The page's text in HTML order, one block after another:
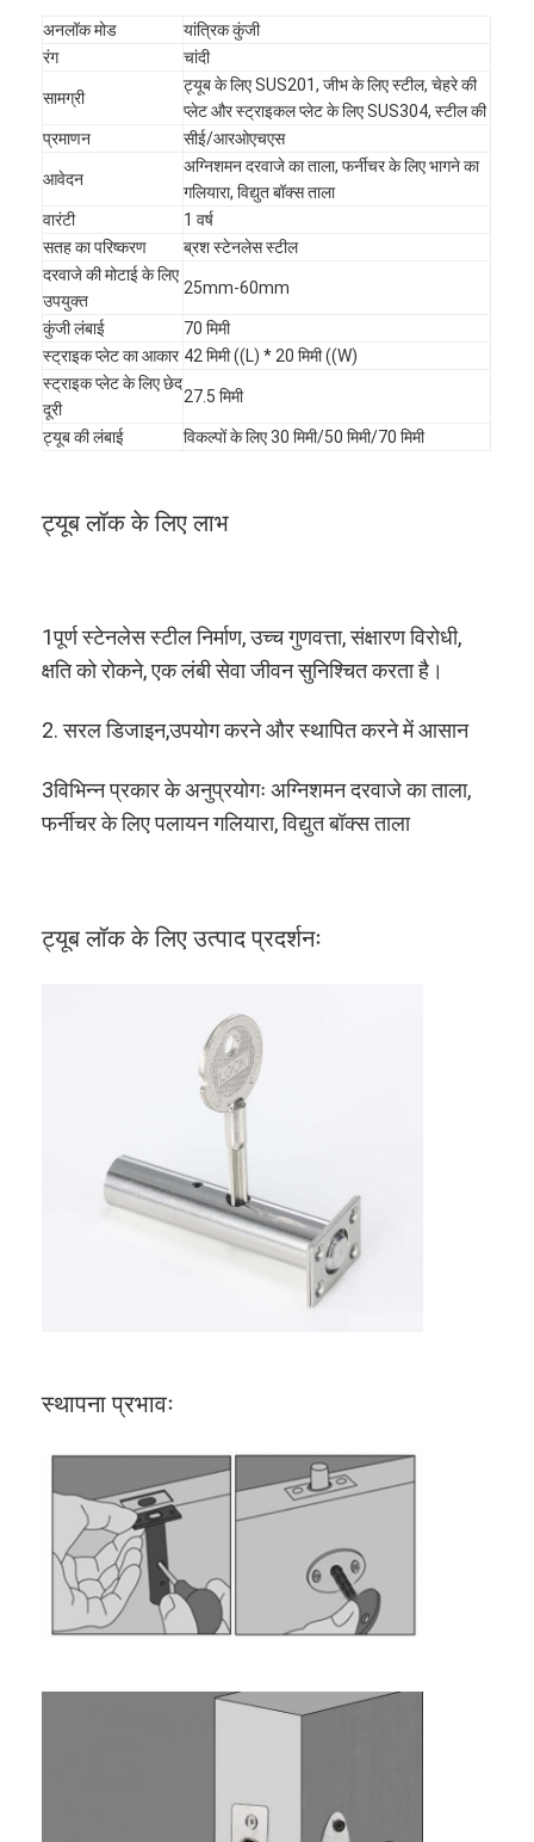
हमसे संपर्क करें
समाचार
मामले
मोर्टिज़ दरवाज़ा बंद
अनलॉक मोड
यांत्रिक कुंजी
रंग
चांदी
सामग्री
ट्यूब के लिए SUS201, जीभ के लिए स्टील, चेहरे की
प्लेट और स्ट्राइकल प्लेट के लिए SUS304, स्टील की
प्रमाणन
सीई/आरओएचएस
आवेदन
अग्निशमन दरवाजे का ताला, फर्नीचर के लिए भागने का
गलियारा, विद्युत बॉक्स ताला
वारंटी
1 वर्ष
सतह का परिष्करण
ब्रश स्टेनलेस स्टील
दरवाजे की मोटाई के लिए
उपयुक्त
25mm-60mm
कुंजी लंबाई
70 मिमी
स्ट्राइक प्लेट का आकार 42 मिमी ((L) * 20 मिमी ((W)
स्ट्राइक प्लेट के लिए छेद
दूरी
27.5 मिमी
ट्यूब की लंबाई विकल्पों के लिए 30 मिमी/50 मिमी/70 मिमी
ट्यूब लॉक के लिए लाभ
1पूर्ण स्टेनलेस स्टील निर्माण, उच्च गुणवत्ता, संक्षारण विरोधी,
क्षति को रोकने, एक लंबी सेवा जीवन सुनिश्चित करता है।
2. सरल डिजाइन,उपयोग करने और स्थापित करने में आसान
3विभिन्न प्रकार के अनुप्रयोगः अग्निशमन दरवाजे का ताला,
फर्नीचर के लिए पलायन गलियारा, विद्युत बॉक्स ताला
ट्यूब लॉक के लिए उत्पाद प्रदर्शनः
स्थापना प्रभावः